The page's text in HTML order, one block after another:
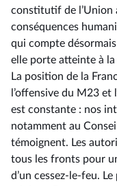
constitutif de l’Union
conséquences
qui compte
elle porte atteinte à la
La position de la
l’offensive du M23
est constante : nos
notamment au
témoignent. Les
tous les fronts pour
d’un cessez-le-feu.